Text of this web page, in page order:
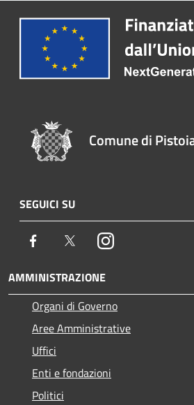
Comune di
SEGUICI SU
Facebook TwitterInstagram
AMMINISTRAZIONE
Organi di Governo
Aree Amministrative
Uffici
Enti e fondazioni
Politici